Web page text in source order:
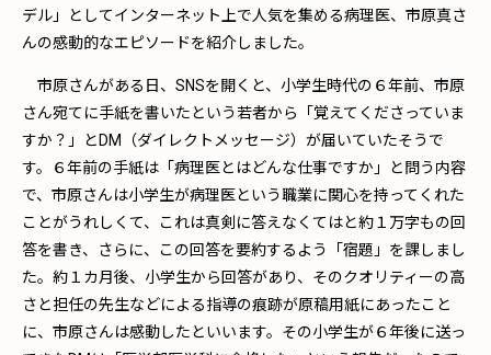
デル」としてインターネット上で人気を集める病理医、市原真さ
んの感動的なエピソードを紹介しました。
市原さんがある日、SNSを開くと、小学生時代の６年前、市原
さん宛てに手紙を書いたという若者から「覚えてくださっていま
すか？」とDM（ダイレクトメッセージ）が届いていたそうで
す。６年前の手紙は「病理医とはどんな仕事ですか」と問う内容
で、市原さんは小学生が病理医という職業に関心を持ってくれた
ことがうれしくて、これは真剣に答えなくてはと約１万字もの回
答を書き、さらに、この回答を要約するよう「宿題」を課しまし
た。約１カ月後、小学生から回答があり、そのクオリティーの高
さと担任の先生などによる指導の痕跡が原稿用紙にあったこと
に、市原さんは感動したといいます。その小学生が６年後に送っ